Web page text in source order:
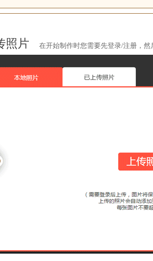
照片 在开始制作时您需要先登录/注册，然